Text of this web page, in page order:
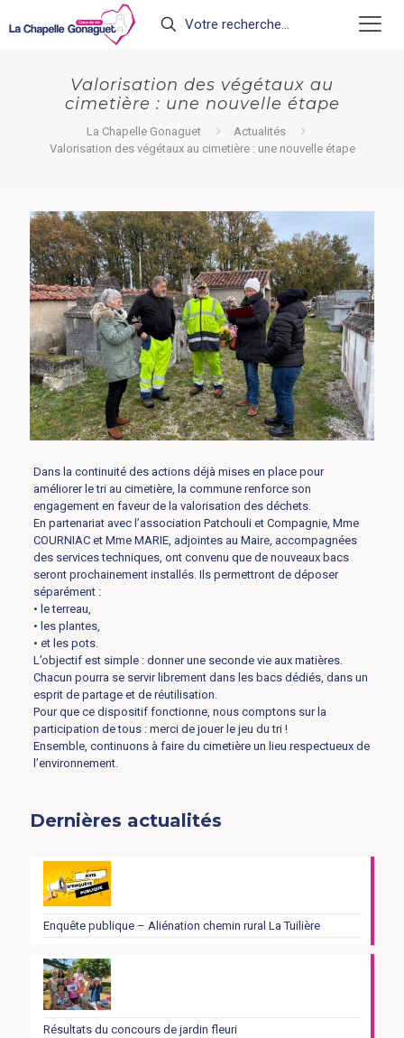
Valorisation des végétaux au
cimetière : une nouvelle étape
La Chapelle Gonaguet
Actualités
Valorisation des végétaux au cimetière : une nouvelle étape
Dans la continuité des actions déjà mises en place pour
améliorer le tri au cimetière, la commune renforce son
engagement en faveur de la valorisation des déchets.
En partenariat avec l’association Patchouli et Compagnie, Mme
COURNIAC et Mme MARIE, adjointes au Maire, accompagnées
des services techniques, ont convenu que de nouveaux bacs
seront prochainement installés. Ils permettront de déposer
séparément :
• le terreau,
• les plantes,
• et les pots.
L’objectif est simple : donner une seconde vie aux matières.
Chacun pourra se servir librement dans les bacs dédiés, dans un
esprit de partage et de réutilisation.
Pour que ce dispositif fonctionne, nous comptons sur la
participation de tous : merci de jouer le jeu du tri !
Ensemble, continuons à faire du cimetière un lieu respectueux de
l’environnement.
Dernières actualités
Enquête publique – Aliénation chemin rural La Tuilière
Résultats du concours de jardin fleuri